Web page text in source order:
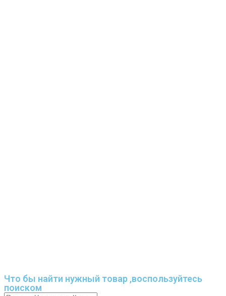
Что бы найти нужный товар ,воспользуйтесь
поиском